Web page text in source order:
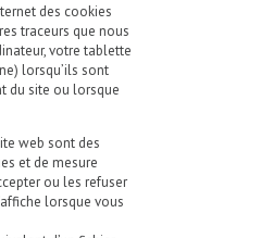
des cookies
traceurs que nous
votre tablette
lorsqu’ils sont
du site ou lorsque
web sont des
et de mesure
ou les refuser
lorsque vous